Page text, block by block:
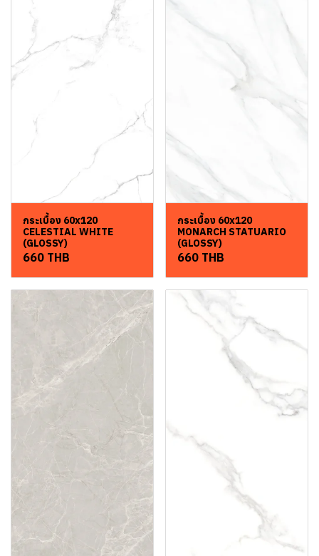
กระเบื้อง 60x120
CELESTIAL WHITE
(GLOSSY)
660 THB
กระเบื้อง 60x120
MONARCH STATUARIO
(GLOSSY)
660 THB